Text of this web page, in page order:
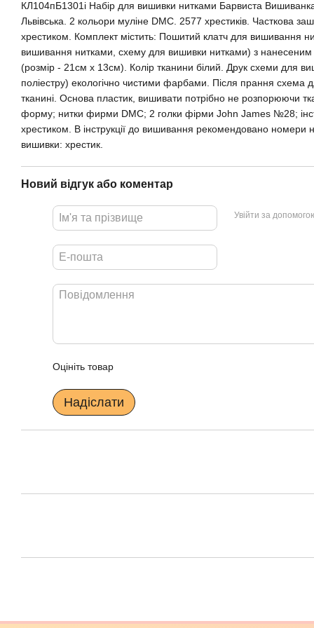
КЛ104пБ1301i Набір для вишивки нитками Барвиста
Львівська. 2 кольори муліне DMC. 2577 хрестиків. Часткова
хрестиком. Комплект містить: Пошитий клатч для вишивання
вишивання нитками, схему для вишивки нитками) з
(розмір - 21см x 13см). Колір тканини білий. Друк схеми для
поліестру) екологічно чистими фарбами. Після прання схема
тканині. Основа пластик, вишивати потрібно не розпорюючи
форму; нитки фирми DMC; 2 голки фірми John James №28;
хрестиком. В інструкції до вишивання рекомендовано номери
вишивки: хрестик.
Новий відгук або коментар
Увійти за
Оцініть товар
Надіслати